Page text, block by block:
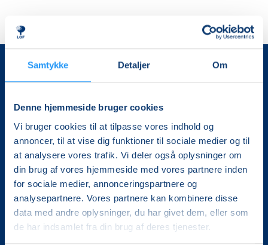
Samtykke Detaljer Om
Denne hjemmeside bruger cookies
Vi bruger cookies til at tilpasse vores indhold og
annoncer, til at vise dig funktioner til sociale medier og til
at analysere vores trafik. Vi deler også oplysninger om
din brug af vores hjemmeside med vores partnere inden
for sociale medier, annonceringspartnere og
analysepartnere. Vores partnere kan kombinere disse
data med andre oplysninger, du har givet dem, eller som
de har indsamlet fra din brug af deres tjenester.
Det, der er vigtigt for samfundet, er vigtigt for os
Vi skaber rammerne for meningsfulde møder mellem
mere end 100.000 deltagere i hele landet med kurser,
foredrag og oplevelser.